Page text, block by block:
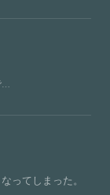
ってしまった。